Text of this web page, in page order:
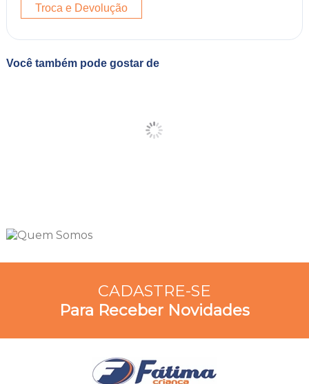
Troca e Devolução
Você também pode gostar de
CADASTRE-SE
Para Receber Novidades